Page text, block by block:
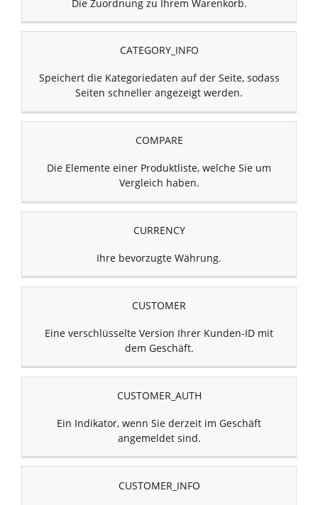
Die Zuordnung zu Ihrem Warenkorb.
CATEGORY_INFO
Speichert die Kategoriedaten auf der Seite, sodass
Seiten schneller angezeigt werden.
COMPARE
Die Elemente einer Produktliste, welche Sie um
Vergleich haben.
CURRENCY
Ihre bevorzugte Währung.
CUSTOMER
Eine verschlüsselte Version Ihrer Kunden-ID mit
dem Geschäft.
CUSTOMER_AUTH
Ein Indikator, wenn Sie derzeit im Geschäft
angemeldet sind.
CUSTOMER_INFO